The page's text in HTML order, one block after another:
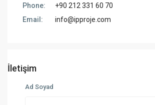
Phone:
+90 212 331 60 70
Email:
info@ipproje.com
İletişim
Ad Soyad